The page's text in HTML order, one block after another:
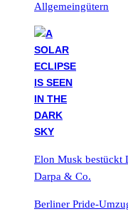
Allgemeingütern
Elon Musk bestückt
Darpa & Co.
Berliner Pride-